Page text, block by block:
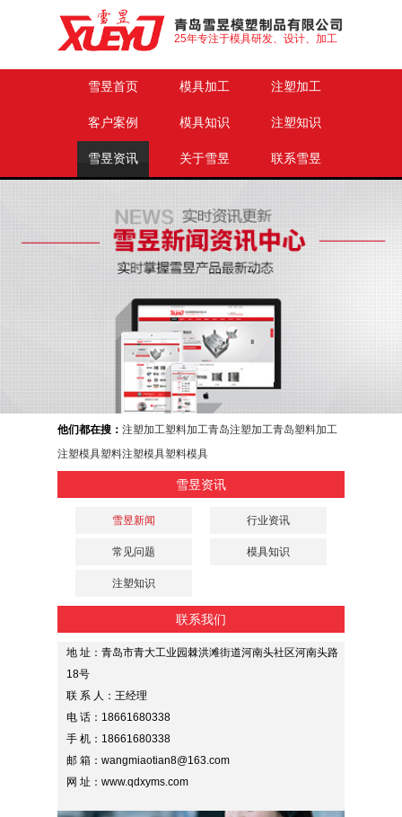
25年专注于模具研发、设计、加工
雪昱首页 模具加工 注塑加工
客户案例 模具知识 注塑知识
雪昱资讯 关于雪昱 联系雪昱
他们都在搜： 注塑加工塑料加工青岛注塑加工青岛塑料加工
注塑模具塑料注塑模具塑料模具
雪昱资讯
雪昱新闻 行业资讯
常见问题 模具知识
注塑知识
联系我们
地 址：青岛市青大工业园棘洪滩街道河南头社区河南头路
18号
联 系 人：王经理
电 话：18661680338
手 机：18661680338
邮 箱：wangmiaotian8@163.com
网 址：www.qdxyms.com